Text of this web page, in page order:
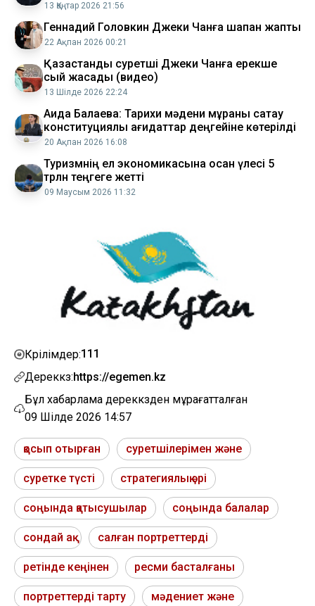
13 Қаңтар 2026 21:56
Геннадий Головкин Джеки Чанға шапан жапты
22 Ақпан 2026 00:21
Қазақстандық суретші Джеки Чанға ерекше
сый жасады (видео)
13 Шілде 2026 22:24
Аида Балаева: Тарихи мәдени мұраны сақтау
конституциялық қағидаттар деңгейіне көтерілді
20 Ақпан 2026 16:08
Туризмнің ел экономикасына қосқан үлесі 5
трлн теңгеге жетті
09 Маусым 2026 11:32
Көрілімдер:111
Дереккөз:https://egemen.kz
Бұл хабарлама дереккөзден мұрағатталған
09 Шілде 2026 14:57
қосып отырған суретшілерімен және
суретке түсті стратегиялық әрі
соңында қатысушылар соңында балалар
сондай ақ салған портреттерді
ретінде кеңінен ресми басталғаны
портреттерді тарту мәдениет және